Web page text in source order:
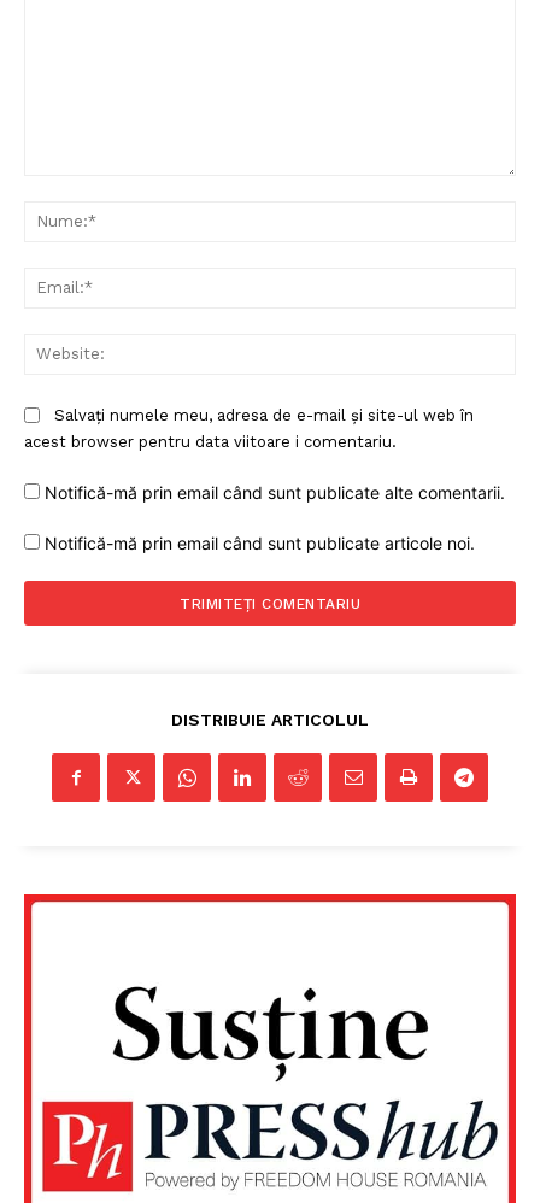
PRESShub
Despre noi / Echipa
Proiecte editoriale
Salvați numele meu, adresa de e-mail și site-ul web în
acest browser pentru data viitoare i comentariu.
Notifică-mă prin email când sunt publicate alte comentarii.
Notifică-mă prin email când sunt publicate articole noi.
DISTRIBUIE ARTICOLUL